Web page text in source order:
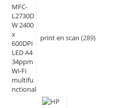
print en scan 289